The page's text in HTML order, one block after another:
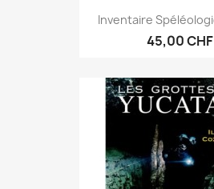
Inventaire
45,00 CHF